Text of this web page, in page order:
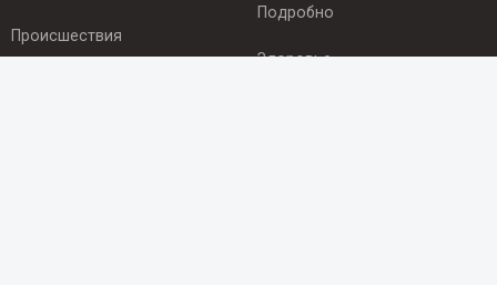
Происшествия
Подробно
Здоровье